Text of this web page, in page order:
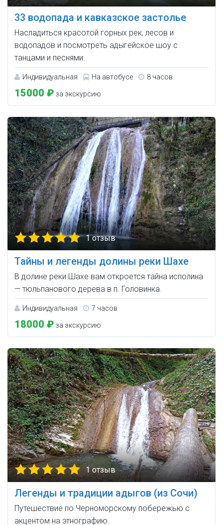
33 водопада и кавказское застолье
Насладиться красотой горных рек, лесов и
водопадов и посмотреть адыгейское шоу с
танцами и песнями.
Индивидуальная На автобусе 8 часов
15000 ₽ за экскурсию
1 отзыв
Тайны и легенды долины реки Шахе
В долине реки Шахе вам откроется тайна исполина
— тюльпанового дерева в п. Головинка.
Индивидуальная 7 часов
18000 ₽ за экскурсию
1 отзыв
Легенды и традиции адыгов (из Сочи)
Путешествие по Черноморскому побережью с
акцентом на этнографию.